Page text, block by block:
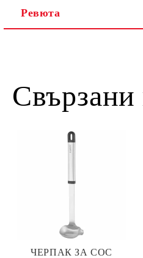
Ревюта
Свързани
ЧЕРПАК ЗА СОС